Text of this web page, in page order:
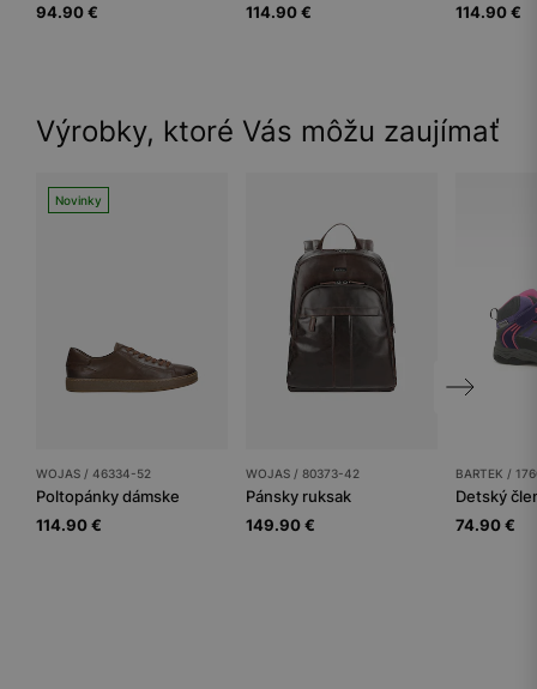
94.90 €
114.90 €
114.90 €
Výrobky, ktoré Vás môžu zaujímať
Novinky
WOJAS / 46334-52
Poltopánky dámske
114.90 €
WOJAS / 80373-42
Pánsky ruksak
149.90 €
BARTEK /
74.90 €